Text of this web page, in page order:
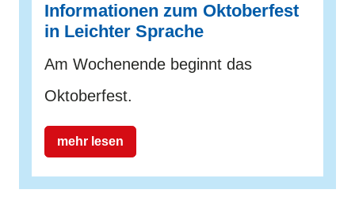
Informationen zum Oktoberfest
in Leichter Sprache
Am Wochenende beginnt das
Oktoberfest.
mehr lesen